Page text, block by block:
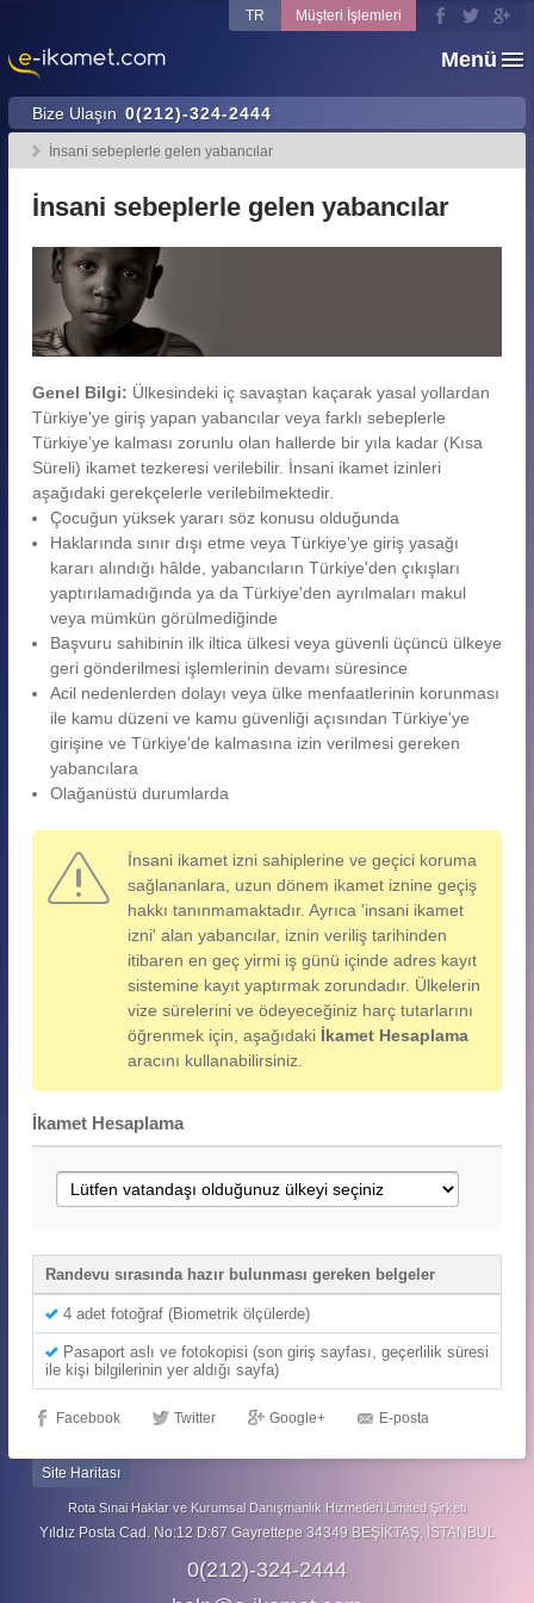
Menü
Bize Ulaşın 0(212)-324-2444
TR Müşteri İşlemleri
İnsani sebeplerle gelen yabancılar
İnsani sebeplerle gelen yabancılar
Genel Bilgi: Ülkesindeki iç savaştan kaçarak yasal yollardan
Türkiye'ye giriş yapan yabancılar veya farklı sebeplerle
Türkiye’ye kalması zorunlu olan hallerde bir yıla kadar (Kısa
Süreli) ikamet tezkeresi verilebilir. İnsani ikamet izinleri
aşağıdaki gerekçelerle verilebilmektedir.
Çocuğun yüksek yararı söz konusu olduğunda
Haklarında sınır dışı etme veya Türkiye’ye giriş yasağı
kararı alındığı hâlde, yabancıların Türkiye'den çıkışları
yaptırılamadığında ya da Türkiye'den ayrılmaları makul
veya mümkün görülmediğinde
Başvuru sahibinin ilk iltica ülkesi veya güvenli üçüncü ülkeye
geri gönderilmesi işlemlerinin devamı süresince
Acil nedenlerden dolayı veya ülke menfaatlerinin korunması
ile kamu düzeni ve kamu güvenliği açısından Türkiye'ye
girişine ve Türkiye'de kalmasına izin verilmesi gereken
yabancılara
Olağanüstü durumlarda
İnsani ikamet izni sahiplerine ve geçici koruma
sağlananlara, uzun dönem ikamet iznine geçiş
hakkı tanınmamaktadır. Ayrıca 'insani ikamet
izni' alan yabancılar, iznin veriliş tarihinden
itibaren en geç yirmi iş günü içinde adres kayıt
sistemine kayıt yaptırmak zorundadır. Ülkelerin
vize sürelerini ve ödeyeceğiniz harç tutarlarını
öğrenmek için, aşağıdaki İkamet Hesaplama
aracını kullanabilirsiniz.
İkamet Hesaplama
Randevu sırasında hazır bulunması gereken belgeler
4 adet fotoğraf (Biometrik ölçülerde)
Pasaport aslı ve fotokopisi (son giriş sayfası, geçerlilik süresi
ile kişi bilgilerinin yer aldığı sayfa)
Facebook Twitter Google+ E-posta
Site Haritası
Rota Sınai Haklar ve Kurumsal Danışmanlık Hizmetleri Limited Şirketi
Yıldız Posta Cad. No:12 D:67 Gayrettepe 34349 BEŞİKTAŞ, İSTANBUL
0(212)-324-2444